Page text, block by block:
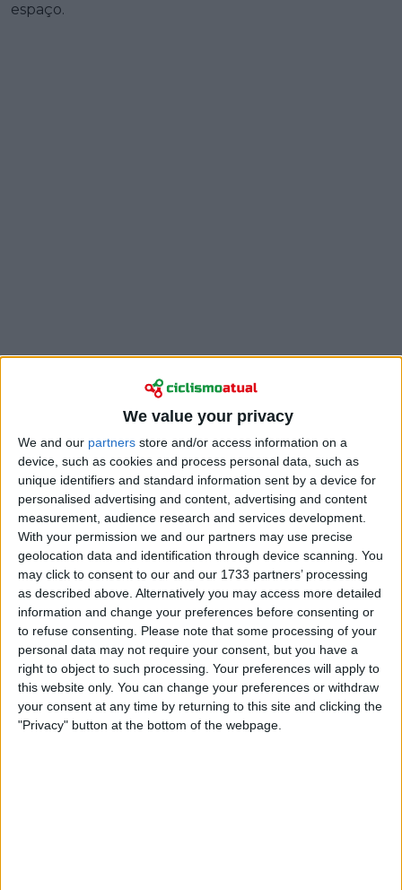
We value your privacy
We and our partners store and/or access information on a
device, such as cookies and process personal data, such as
unique identifiers and standard information sent by a device for
personalised advertising and content, advertising and content
measurement, audience research and services development.
With your permission we and our partners may use precise
geolocation data and identification through device scanning. You
may click to consent to our and our 1733 partners’ processing
as described above. Alternatively you may access more detailed
information and change your preferences before consenting or
to refuse consenting.
Please note that some processing of your
personal data may not require your consent, but you have a
right to object to such processing. Your preferences will apply to
this website only. You can change your preferences or withdraw
your consent at any time by returning to this site and clicking the
"Privacy" button at the bottom of the webpage.
espaço.
"Hoje em dia é uma questão de sobrevivência e, na
mais próximo", afirmou Roglic ao HLN. "Já não tenho
20 anos, por isso, naturalmente, olho para o meu
futuro de forma diferente. Também quero fazer
outras coisas na vida. Talvez voltar aos desportos de
inverno, onde tudo começou para mim. Não, não é o
salto de esqui - isso é passado. Mas osJogos
Olímpicosde inverno? Isso seria muito fixe, mesmo
que por agora seja irrealista".
Antes de um grave acidente o ter obrigado a
abandonar o salto de esqui, nos seus vinte e poucos
anos, Roglic destacava-se como um talento
promissor, tendo chegado ao segundo lugar no
Campeonato do Mundo de Juniores. Essa
experiência continua a marcar as suas reflexões